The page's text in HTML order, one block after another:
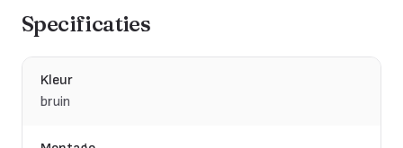
Specificaties
Kleur
bruin